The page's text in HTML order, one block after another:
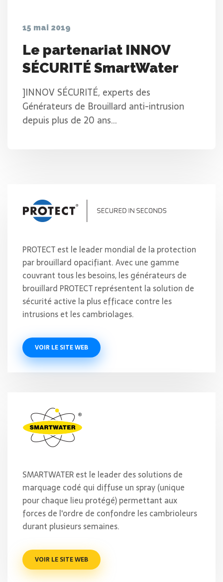
15 mai 2019
Le partenariat INNOV
SÉCURITÉ SmartWater
]INNOV SÉCURITÉ, experts des
Générateurs de Brouillard anti-intrusion
depuis plus de 20 ans…
PROTECT est le leader mondial de la protection
par brouillard opacifiant. Avec une gamme
couvrant tous les besoins, les générateurs de
brouillard PROTECT représentent la solution de
sécurité active la plus efficace contre les
intrusions et les cambriolages.
VOIR LE SITE WEB
SMARTWATER est le leader des solutions de
marquage codé qui diffuse un spray (unique
pour chaque lieu protégé) permettant aux
forces de l'ordre de confondre les cambrioleurs
durant plusieurs semaines.
VOIR LE SITE WEB